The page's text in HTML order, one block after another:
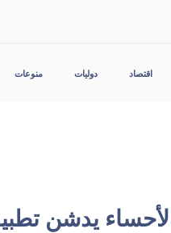
اقتصاد دوليات منوعات
يدشن